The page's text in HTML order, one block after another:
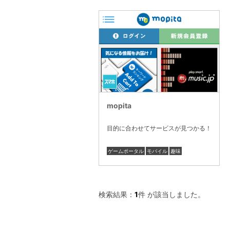
mopita
目的に合わせてサービスが見つかる！
ゲームポータル モバイル 趣味
検索結果： 1件 が該当しました。